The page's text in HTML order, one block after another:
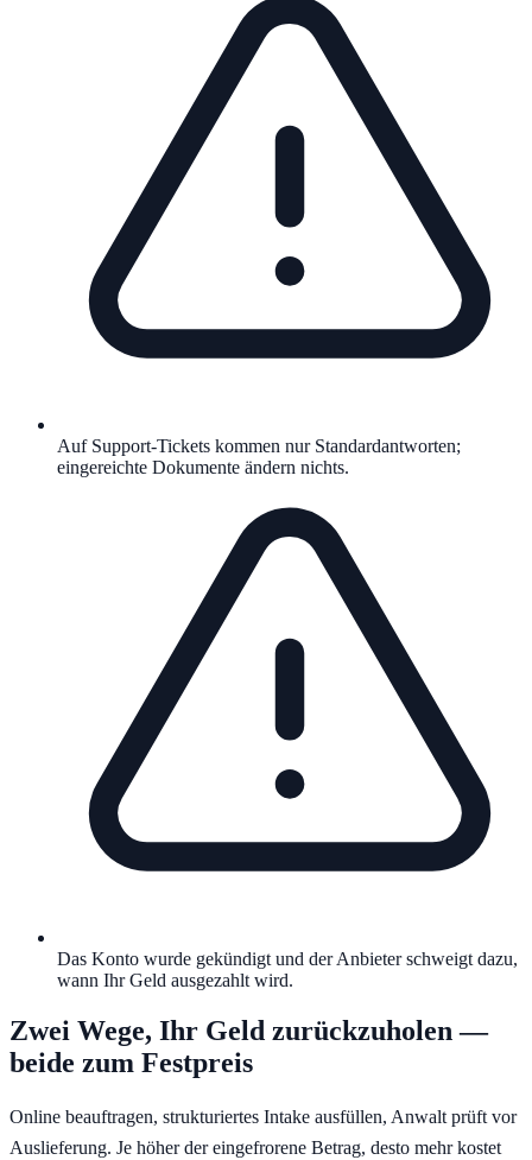
Auf Support-Tickets kommen nur Standardantworten;
eingereichte Dokumente ändern nichts.
Das Konto wurde gekündigt und der Anbieter schweigt dazu,
wann Ihr Geld ausgezahlt wird.
Zwei Wege, Ihr Geld zurückzuholen —
beide zum Festpreis
Online beauftragen, strukturiertes Intake ausfüllen, Anwalt prüft vor
Auslieferung. Je höher der eingefrorene Betrag, desto mehr kostet